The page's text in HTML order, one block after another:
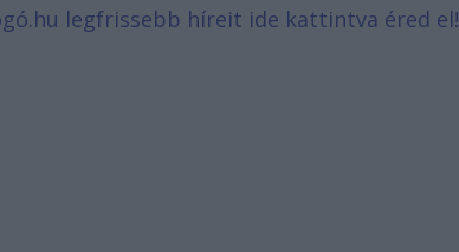
legfrissebb híreit ide kattintva éred el!